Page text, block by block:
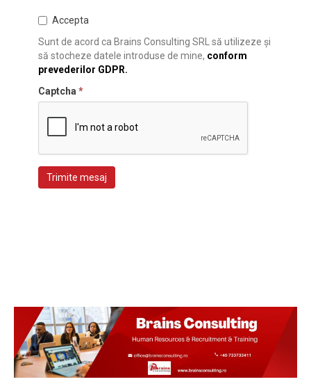
Accepta
Sunt de acord ca Brains Consulting SRL să utilizeze și
să stocheze datele introduse de mine, conform
prevederilor GDPR.
Captcha *
Trimite mesaj